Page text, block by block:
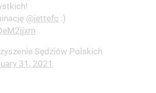
@jettefc :)
Sędziów Polskich
31, 2021